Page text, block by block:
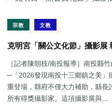
宗教 文教
克明宮「關公文化節」攝影展
［記者陳朝枝/南投報導］南投縣
─「2026發現南投十三鄉鎮之美」
重登場，縣府不僅大力補助，縣長
所有得獎攝影家。這項攝影展與...